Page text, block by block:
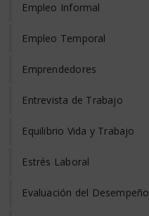
Empleo Informal
Empleo Temporal
Emprendedores
Entrevista de Trabajo
Equilibrio Vida y Trabajo
Estrés Laboral
Evaluación del Desempeño